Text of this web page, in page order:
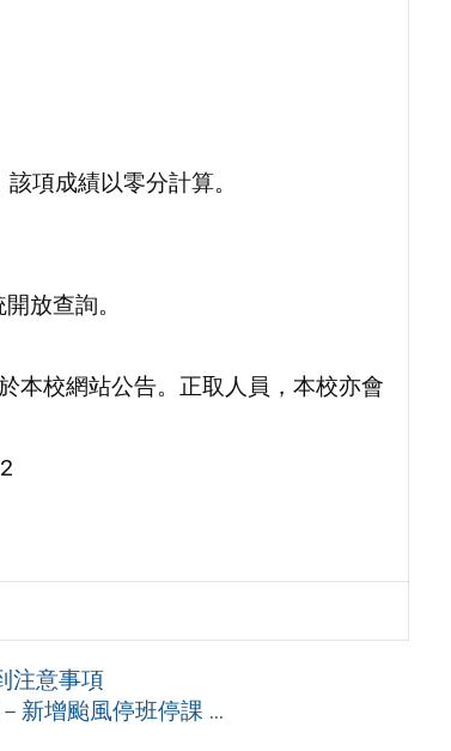
項成績以零分計算。
放查詢。
本校網站公告。正取人員，本校亦會
注意事項
新增颱風停班停課 ...